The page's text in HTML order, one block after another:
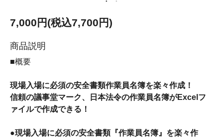
7,000円(税込7,700円)
商品説明
■概要
現場入場に必須の安全書類作業員名簿を楽々作成！
信頼の議事堂マーク、日本法令の作業員名簿がExcelフ
ァイルで作成できる！
●現場入場に必須の安全書類『作業員名簿』を楽々作